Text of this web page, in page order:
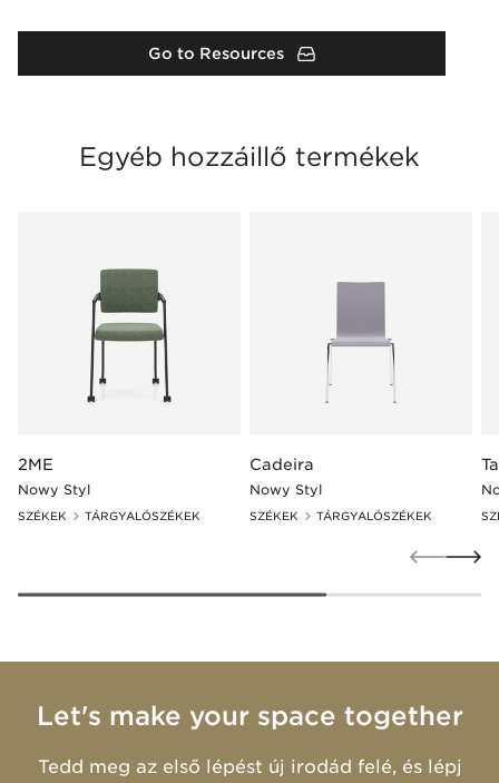
Go to Resources
Egyéb hozzáillő termékek
2ME
Nowy Styl
SZÉKEK TÁRGYALÓSZÉKEK
Cadeira
Nowy Styl
SZÉKEK TÁRGYALÓSZÉKEK
Let's make your space together
Tedd meg az első lépést új irodád felé, és lépj